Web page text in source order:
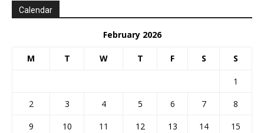
Calendar
February 2026
M T W T F S S
1
2
3 4 5 6 7
8
9
10 11 12 13 14
15